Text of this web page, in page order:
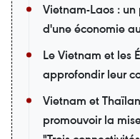
Vietnam-Laos :
d'une économie
Le Vietnam et les
approfondir leur
Vietnam et
promouvoir la